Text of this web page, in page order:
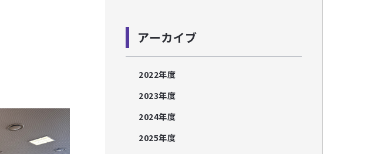
アーカイブ
2022年度
2023年度
2024年度
2025年度